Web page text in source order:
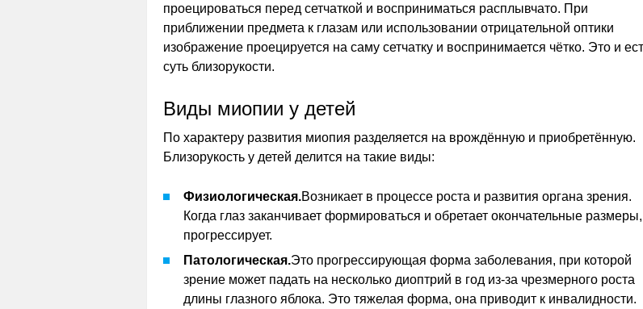
проецироваться перед сетчаткой и восприниматься расплывчато. При
приближении предмета к глазам или использовании отрицательной оптики
изображение проецируется на саму сетчатку и воспринимается чётко. Это и
суть близорукости.
Виды миопии у детей
По характеру развития миопия разделяется на врождённую и приобретённую.
Близорукость у детей делится на такие виды:
Физиологическая.Возникает в процессе роста и развития органа зрения.
Когда глаз заканчивает формироваться и обретает окончательные
прогрессирует.
Патологическая.Это прогрессирующая форма заболевания, при которой
зрение может падать на несколько диоптрий в год из-за чрезмерного роста
длины глазного яблока. Это тяжелая форма, она приводит к инвалидности.